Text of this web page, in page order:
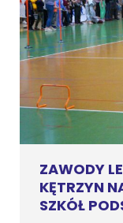
ZAWODY
KĘTRZYN
SZKÓŁ